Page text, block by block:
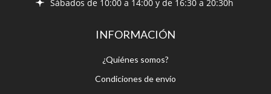
¿Quiénes somos?
Condiciones de envío
Política de privacidad